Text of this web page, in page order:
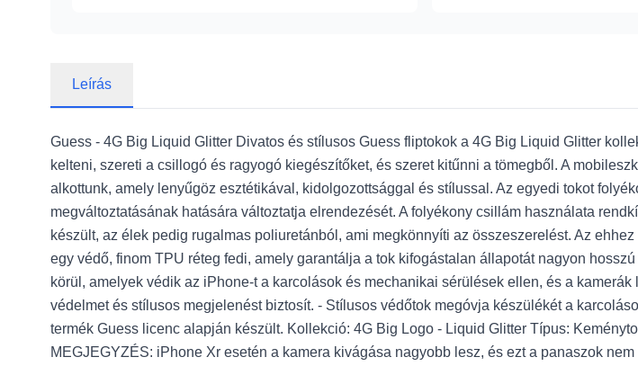
Leírás
Guess - 4G Big Liquid Glitter Divatos és stílusos Guess fliptokok a 4G Big Liquid Glitter
kelteni, szereti a csillogó és ragyogó kiegészítőket, és szeret kitűnni a tömegből. A
alkottunk, amely lenyűgöz esztétikával, kidolgozottsággal és stílussal. Az egyedi tokot
megváltoztatásának hatására változtatja elrendezését. A folyékony csillám használata
készült, az élek pedig rugalmas poliuretánból, ami megkönnyíti az összeszerelést. Az
egy védő, finom TPU réteg fedi, amely garantálja a tok kifogástalan állapotát nagyon
körül, amelyek védik az iPhone-t a karcolások és mechanikai sérülések ellen, és a
védelmet és stílusos megjelenést biztosít. - Stílusos védőtok megóvja készülékét a
termék Guess licenc alapján készült. Kollekció: 4G Big Logo - Liquid Glitter Típus:
MEGJEGYZÉS: iPhone Xr esetén a kamera kivágása nagyobb lesz, és ezt a panaszok nem